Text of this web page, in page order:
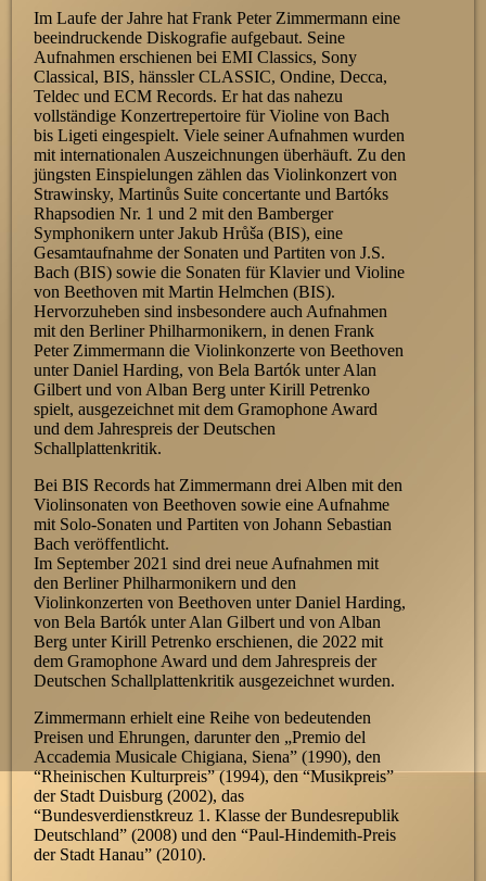
Im Laufe der Jahre hat Frank Peter Zimmermann eine
beeindruckende Diskografie aufgebaut. Seine
Aufnahmen erschienen bei EMI Classics, Sony
Classical, BIS, hänssler CLASSIC, Ondine, Decca,
Teldec und ECM Records. Er hat das nahezu
vollständige Konzertrepertoire für Violine von Bach
bis Ligeti eingespielt. Viele seiner Aufnahmen wurden
mit internationalen Auszeichnungen überhäuft. Zu den
jüngsten Einspielungen zählen das Violinkonzert von
Strawinsky, Martinůs Suite concertante und Bartóks
Rhapsodien Nr. 1 und 2 mit den Bamberger
Symphonikern unter Jakub Hrůša (BIS), eine
Gesamtaufnahme der Sonaten und Partiten von J.S.
Bach (BIS) sowie die Sonaten für Klavier und Violine
von Beethoven mit Martin Helmchen (BIS).
Hervorzuheben sind insbesondere auch Aufnahmen
mit den Berliner Philharmonikern, in denen Frank
Peter Zimmermann die Violinkonzerte von Beethoven
unter Daniel Harding, von Bela Bartók unter Alan
Gilbert und von Alban Berg unter Kirill Petrenko
spielt, ausgezeichnet mit dem Gramophone Award
und dem Jahrespreis der Deutschen
Schallplattenkritik.
Bei BIS Records hat Zimmermann drei Alben mit den
Violinsonaten von Beethoven sowie eine Aufnahme
mit Solo-Sonaten und Partiten von Johann Sebastian
Bach veröffentlicht.
Im September 2021 sind drei neue Aufnahmen mit
den Berliner Philharmonikern und den
Violinkonzerten von Beethoven unter Daniel Harding,
von Bela Bartók unter Alan Gilbert und von Alban
Berg unter Kirill Petrenko erschienen, die 2022 mit
dem Gramophone Award und dem Jahrespreis der
Deutschen Schallplattenkritik ausgezeichnet wurden.
Zimmermann erhielt eine Reihe von bedeutenden
Preisen und Ehrungen, darunter den „Premio del
Accademia Musicale Chigiana, Siena” (1990), den
“Rheinischen Kulturpreis” (1994), den “Musikpreis”
der Stadt Duisburg (2002), das
“Bundesverdienstkreuz 1. Klasse der Bundesrepublik
Deutschland” (2008) und den “Paul-Hindemith-Preis
der Stadt Hanau” (2010).